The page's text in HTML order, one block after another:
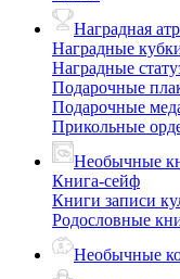
Наградная
Наградные
Наградные
Подарочные
Подарочные
Прикольные
Необычные
Книга-сейф
Книги записи
Родословные
Необычные